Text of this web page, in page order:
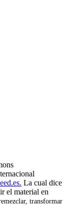
La cual dice
el material en
transformar